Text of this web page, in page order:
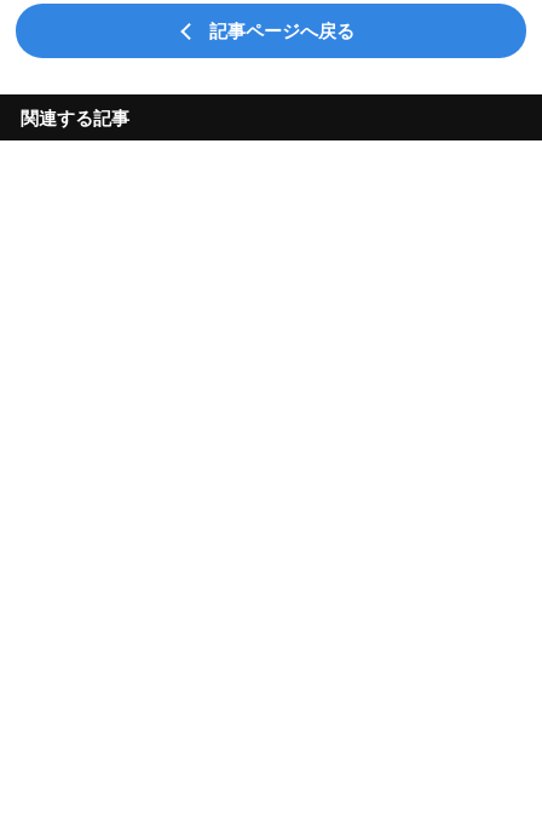
記事ページへ戻る
関連する記事